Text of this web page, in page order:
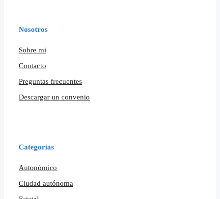
Nosotros
Sobre mi
Contacto
Preguntas frecuentes
Descargar un convenio
Categorías
Autonómico
Ciudad autónoma